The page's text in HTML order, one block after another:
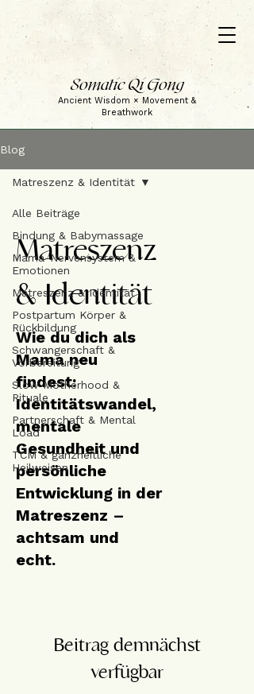
Somatic Qi Gong
Ancient Wisdom × Movement &
Breathwork
Blog
Alle Beiträge
Bindung & Babymassage
Mama-Nervensystem &
Emotionen
Matreszenz & Identität
Postpartum Körper &
Rückbildung
Schwangerschaft &
Vorbereitung
Slow Motherhood &
Rituale
Partnerschaft & Mental
Load
TCM & ganzheitliche
Heilweisen
Matreszenz & Identität
Matreszenz
& Identität
Wie du dich als
Mama neu
findest:
Identitätswandel,
mentale
Gesundheit und
persönliche
Entwicklung in der
Matreszenz –
achtsam und
echt.
Beitrag demnächst
verfügbar